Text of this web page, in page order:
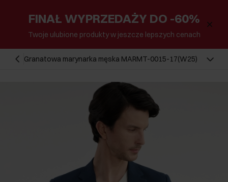
FINAŁ WYPRZEDAŻY DO -60%
Twoje ulubione produkty w jeszcze lepszych cenach
Granatowa marynarka męska MARMT-0015-17(W25)